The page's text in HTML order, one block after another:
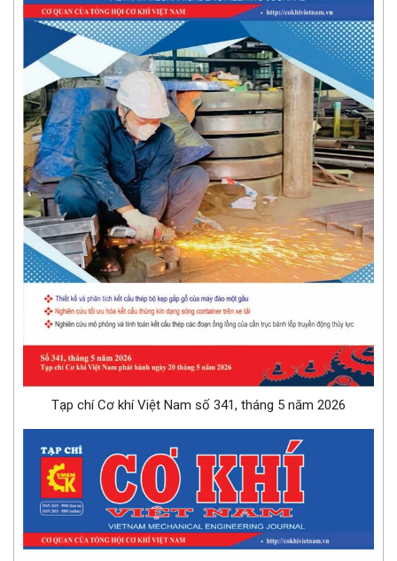
Tạp chí Cơ khí Việt Nam số 341, tháng 5 năm 2026